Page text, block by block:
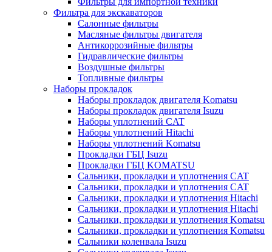
Фильтра для экскаваторов
Салонные фильтры
Масляные фильтры двигателя
Антикоррозийные фильтры
Гидравлические фильтры
Воздушные фильтры
Топливные фильтры
Наборы прокладок
Наборы прокладок двигателя Komatsu
Наборы прокладок двигателя Isuzu
Наборы уплотнений CAT
Наборы уплотнений Hitachi
Наборы уплотнений Komatsu
Прокладки ГБЦ Isuzu
Прокладки ГБЦ KOMATSU
Сальники, прокладки и уплотнения CAT
Сальники, прокладки и уплотнения CAT
Сальники, прокладки и уплотнения Hitachi
Сальники, прокладки и уплотнения Hitachi
Сальники, прокладки и уплотнения Komatsu
Сальники, прокладки и уплотнения Komatsu
Сальники коленвала Isuzu